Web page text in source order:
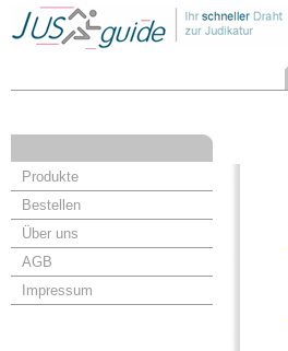
Produkte
Bestellen
Über uns
AGB
Impressum